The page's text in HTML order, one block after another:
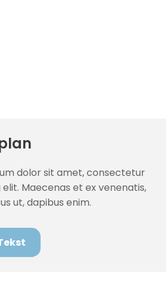
dolor sit amet, consectetur
Maecenas et ex venenatis,
ut, dapibus enim.